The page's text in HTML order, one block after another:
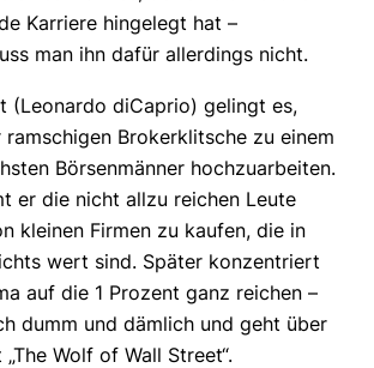
Karriere hingelegt hat –
man ihn dafür allerdings nicht.
(Leonardo diCaprio) gelingt es,
ramschigen Brokerklitsche zu einem
Börsenmänner hochzuarbeiten.
er die nicht allzu reichen Leute
kleinen Firmen zu kaufen, die in
wert sind. Später konzentriert
auf die 1 Prozent ganz reichen –
dumm und dämlich und geht über
Wolf of Wall Street“.